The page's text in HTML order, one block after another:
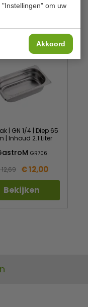
om uw
Akkoord
| GN 1/4 | Diep 65
| Inhoud 2.1 Liter
GR706
€ 12,00
Bekijken